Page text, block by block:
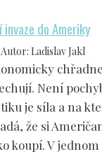
invaze do Ameriky
Autor: Ladislav Jakl
Není
je síla a na
že si
koupí. V